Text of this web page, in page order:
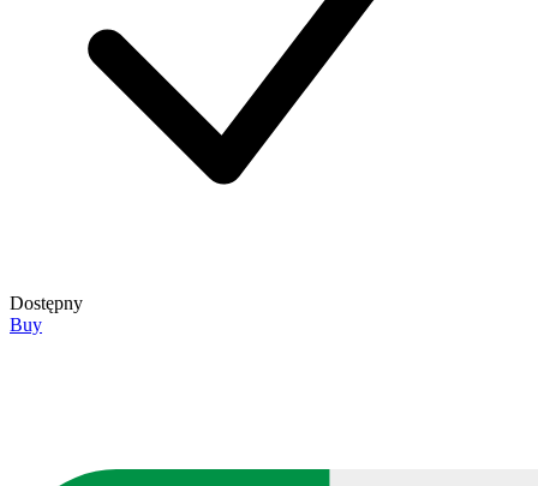
Dostępny
Buy